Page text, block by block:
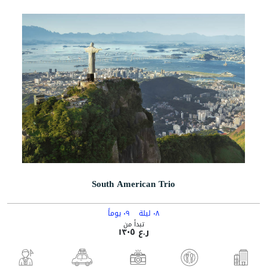
South American Trio
٠٨ ليلة ٠٩ يوماً
تبدأ منر.ع ١٣٠٥